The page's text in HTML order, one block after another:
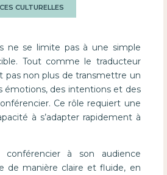
CULTURELLES
ne se limite pas à une simple
Tout comme le traducteur
pas non plus de transmettre un
émotions, des intentions et des
Ce rôle requiert une
à s’adapter rapidement à
conférencier à son audience
de manière claire et fluide, en